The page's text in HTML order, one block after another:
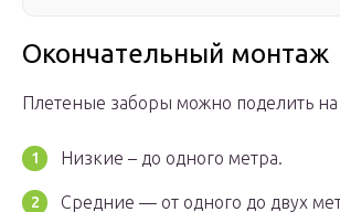
Окончательный монтаж
Плетеные заборы можно поделить на
Низкие – до одного метра.
Средние — от одного до двух